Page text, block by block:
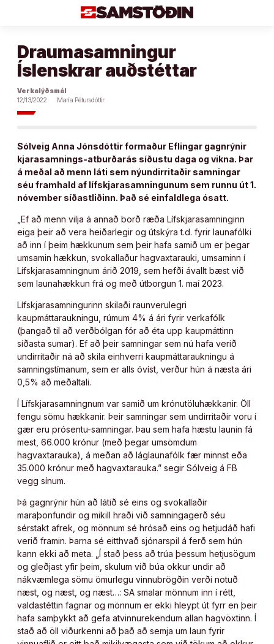
Draumasamningur
Íslenskrar auðstéttar
Verkalýðsmál
12/13/2022
María Pétursdóttir
Sólveig Anna Jónsdóttir formaður Eflingar gagnrýnir
kjarasamnings-atburðarás síðustu daga og vikna. Þar
á meðal að menn láti sem nýundirritaðir samningar
séu framhald af lífskjarasamningunum sem runnu út 1.
nóvember síðastliðinn. Það sé einfaldlega ósatt.
„Ef að menn vilja á annað borð ræða Lífskjarasamninginn
eiga þeir að vera heiðarlegir og útskýra t.d. fyrir launafólki
að inn í þeim hækkunum sem þeir hafa samið um er þegar
umsamin hækkun, svokallaður hagvaxtarauki, umsaminn í
Lífskjarasamningnum árið 2019, sem hefði ávallt bæst við
sem launahækkun frá og með útborgun 1. maí 2023.
Lífskjarasamningurinn skilaði raunverulegri
kaupmáttaraukningu, rúmum 4% á ári fyrir verkafólk
(þangað til að verðbólgan fór að éta upp kaupmáttinn
síðasta sumar). Ef að þeir samningar sem nú hafa verið
undirritaðir ná að skila einhverri kaupmáttaraukningu á
samningstímanum, sem er alls óvíst, verður hún á næsta ári
0,5% að meðaltali.
Í Lífskjarasamningnum var samið um krónutöluhækkanir. Öll
fengu sömu hækkanir. Þeir samningar sem undirritaðir voru í
gær eru prósentu-samningar. Þau sem hafa hæstu launin fá
mest, 66.000 krónur (með þegar umsömdum
hagvaxtarauka), á meðan að láglaunafólk fær minnst eða
35.000 krónur með hagvaxtarauka.” segir Sólveig á FB
vegg sínum.
Þá gagnrýnir hún að látið sé eins og svokallaðir
maraþonfundir og mikill hraði við samningagerð séu
sérstakt afrek, og mönnum sé hrósað eins og hetjudáð hafi
verið framin. Þarna sé eitthvað sjónarspil á ferð sem hún
kann ekki að meta. „Í stað þess að trúa þessum hetjusögum
og gleðjast yfir þeim, skulum við búa okkur undir að
nákvæmlega sömu ömurlegu vinnubrögðin verði notuð
næst, og næst, og næst…: SA smalar mönnum inn í rétt,
valdastéttin fagnar og mönnum er ekki hleypt út fyrr en þeir
hafa samþykkt að gefa atvinnurekendum allan hagvöxtinn. Í
stað að öll viðurkenni að það að semja um laun fyrir